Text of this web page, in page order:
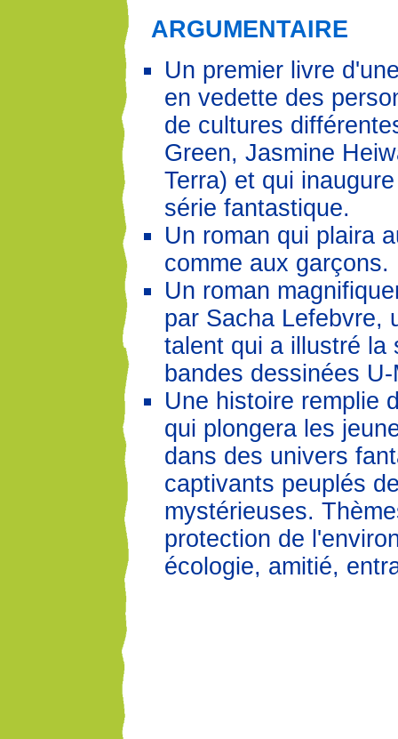
ARGUMENTAIRE
Un premier livre
en vedette des
de cultures
Green, Jasmine
Terra) et qui
série fantastique.
Un roman qui plaira
comme aux garçons.
Un roman
par Sacha Lefebvre,
talent qui a illustré la
bandes dessinées
Une histoire remplie
qui plongera les
dans des univers
captivants peuplés
mystérieuses.
protection de
écologie, amitié,